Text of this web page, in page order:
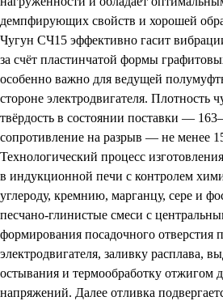
демпфирующих свойств и хорошей
Чугун СЧ15 эффективно гасит
за счёт пластинчатой формы
особенно важно для ведущей
стороне электродвигателя. Плотность
твёрдость в состоянии поставки —
сопротивление на разрыв — не менее
Технологический процесс
в индукционной печи с контролем
углероду, кремнию, марганцу, сере и
песчано-глинистые смеси с
формирования посадочного отверстия
электродвигателя, заливку расплава,
остывания и термообработку отжигом
напряжений. Далее отливка